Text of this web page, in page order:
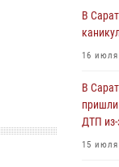
18 июля
В
16 июля
В
16 июля
В
ДТП из-
15 июля